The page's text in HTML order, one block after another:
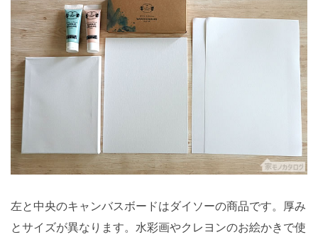
左と中央のキャンバスボードはダイソーの商品です。厚み
とサイズが異なります。水彩画やクレヨンのお絵かきで使